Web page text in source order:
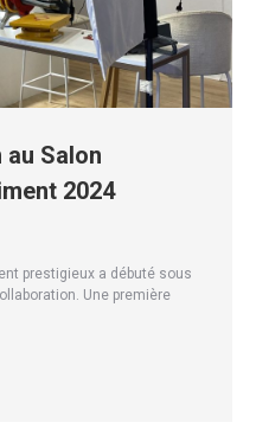
Salon
2024
prestigieux a débuté sous
Une première